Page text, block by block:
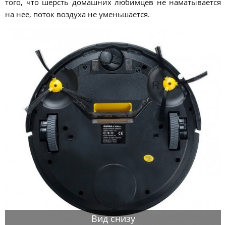
на нее, поток воздуха не уменьшается.
Вид снизу